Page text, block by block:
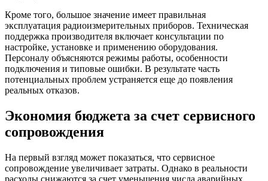
Кроме того, большое значение имеет правильная
эксплуатация радиоизмерительных приборов. Техническая
поддержка производителя включает консультации по
настройке, установке и применению оборудования.
Персоналу объясняются режимы работы, особенности
подключения и типовые ошибки. В результате часть
потенциальных проблем устраняется еще до появления
реальных отказов.
Экономия бюджета за счет сервисного
сопровождения
На первый взгляд может показаться, что сервисное
сопровождение увеличивает затраты. Однако в реальности
расходы снижаются за счет уменьшения числа аварийных